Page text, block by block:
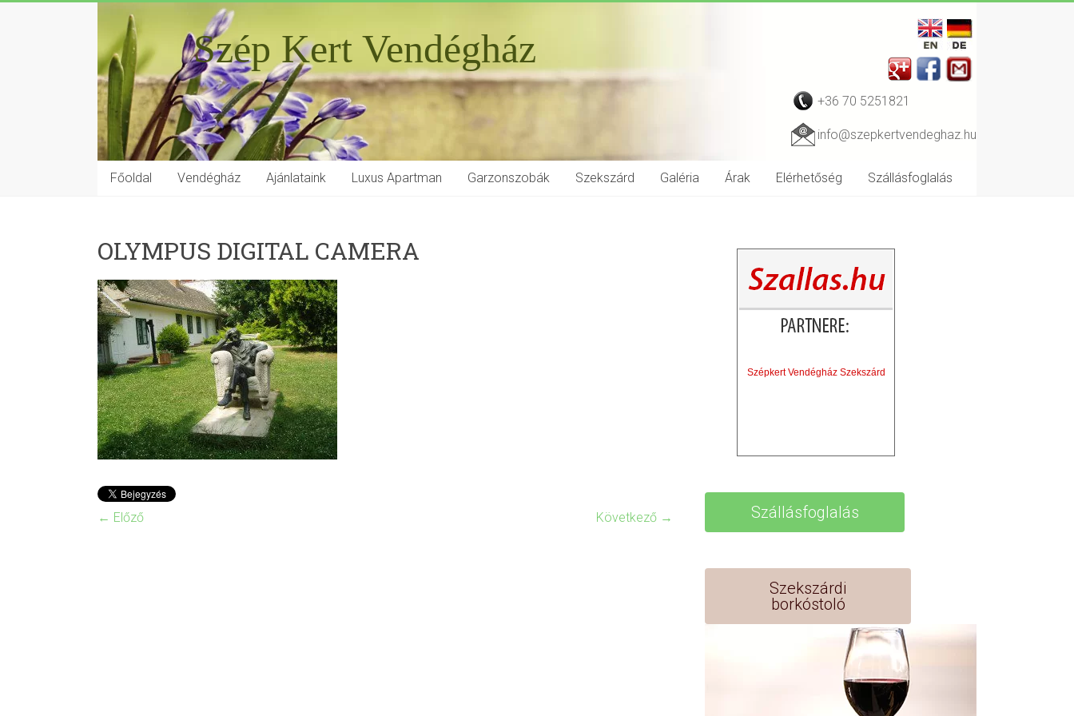
Szép Kert Vendégház
+36 70 5251821
info@szepkertvendeghaz.hu
Főoldal Vendégház Ajánlataink Luxus Apartman Garzonszobák Szekszárd Galéria Árak Elérhetőség Szállásfoglalás
OLYMPUS DIGITAL CAMERA
← Előző Következő →
Szépkert Vendégház Szekszárd
Szállásfoglalás
Szekszárdi
borkóstoló